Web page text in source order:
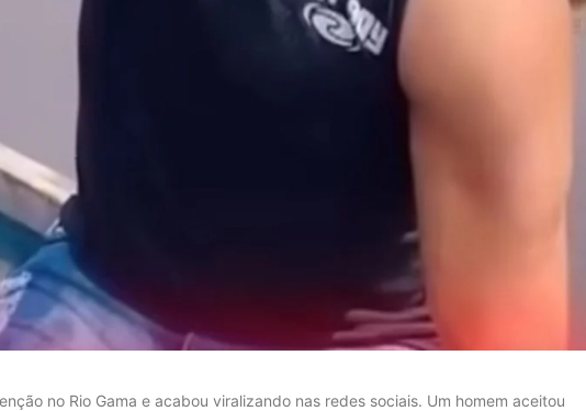
no Rio Gama e acabou viralizando nas redes sociais. Um homem aceitou